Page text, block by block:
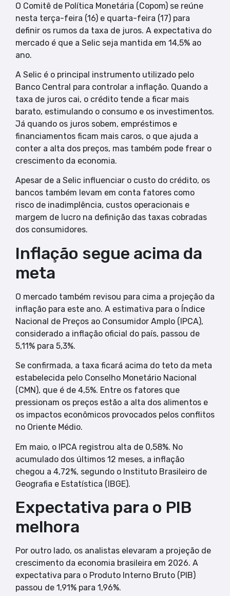
O Comitê de Política Monetária (Copom) se reúne
nesta terça-feira (16) e quarta-feira (17) para
definir os rumos da taxa de juros. A expectativa do
mercado é que a Selic seja mantida em 14,5% ao
ano.
A Selic é o principal instrumento utilizado pelo
Banco Central para controlar a inflação. Quando a
taxa de juros cai, o crédito tende a ficar mais
barato, estimulando o consumo e os investimentos.
Já quando os juros sobem, empréstimos e
financiamentos ficam mais caros, o que ajuda a
conter a alta dos preços, mas também pode frear o
crescimento da economia.
Apesar de a Selic influenciar o custo do crédito, os
bancos também levam em conta fatores como
risco de inadimplência, custos operacionais e
margem de lucro na definição das taxas cobradas
dos consumidores.
Inflação segue acima da
meta
O mercado também revisou para cima a projeção da
inflação para este ano. A estimativa para o Índice
Nacional de Preços ao Consumidor Amplo (IPCA),
considerado a inflação oficial do país, passou de
5,11% para 5,3%.
Se confirmada, a taxa ficará acima do teto da meta
estabelecida pelo Conselho Monetário Nacional
(CMN), que é de 4,5%. Entre os fatores que
pressionam os preços estão a alta dos alimentos e
os impactos econômicos provocados pelos conflitos
no Oriente Médio.
Em maio, o IPCA registrou alta de 0,58%. No
acumulado dos últimos 12 meses, a inflação
chegou a 4,72%, segundo o Instituto Brasileiro de
Geografia e Estatística (IBGE).
Expectativa para o PIB
melhora
Por outro lado, os analistas elevaram a projeção de
crescimento da economia brasileira em 2026. A
expectativa para o Produto Interno Bruto (PIB)
passou de 1,91% para 1,96%.